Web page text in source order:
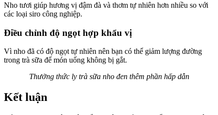
Nho tươi giúp hương vị đậm đà và thơm tự nhiên hơn nhiều so với
các loại siro công nghiệp.
Điều chỉnh độ ngọt hợp khẩu vị
Vì nho đã có độ ngọt tự nhiên nên bạn có thể giảm lượng đường
trong trà sữa để món uống không bị gắt.
Thưởng thức ly trà sữa nho đen thêm phần hấp dẫn
Kết luận